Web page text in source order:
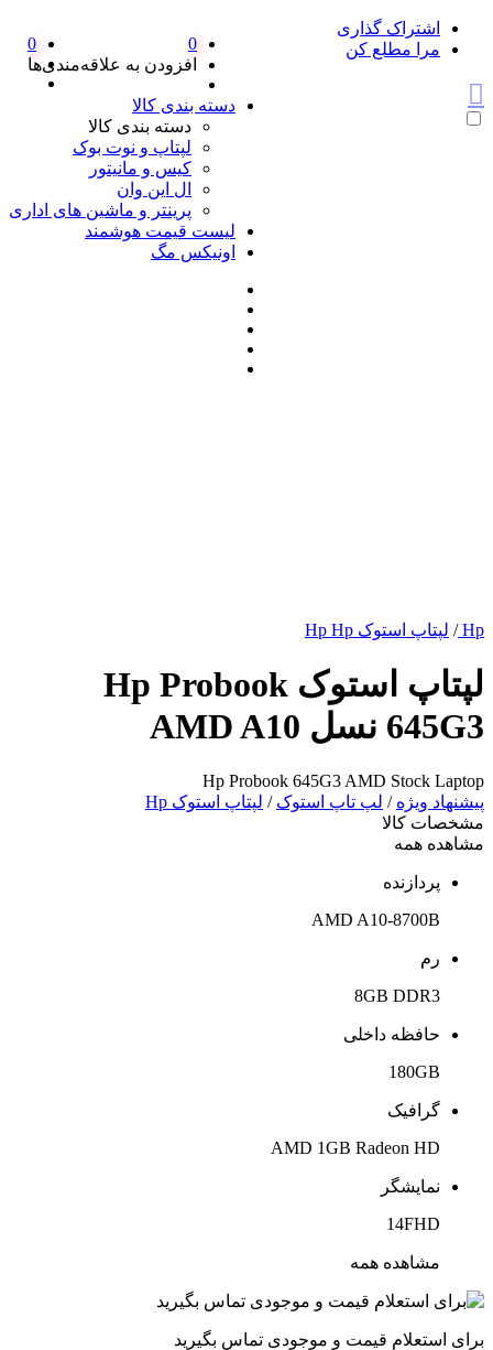
اشتراک گذاری
مرا مطلع کن
0
افزودن به علاقه‌مندی‌ها
0
دسته بندی کالا
دسته بندی کالا
لپتاپ و نوت بوک
کیس و مانیتور
ال این وان
پرینتر و ماشین های اداری
لیست قیمت هوشمند
اونیکس مگ
Hp
/ لپتاپ استوک Hp Hp
لپتاپ استوک Hp Probook
645G3 نسل AMD A10
Hp Probook 645G3 AMD Stock Laptop
پیشنهاد ویژه / لپ تاپ استوک / لپتاپ استوک Hp
مشخصات کالا
مشاهده همه
پردازنده
AMD A10-8700B
رم
8GB DDR3
حافظه داخلی
180GB
گرافیک
AMD 1GB Radeon HD
نمایشگر
14FHD
مشاهده همه
برای استعلام قیمت و موجودی تماس بگیرید